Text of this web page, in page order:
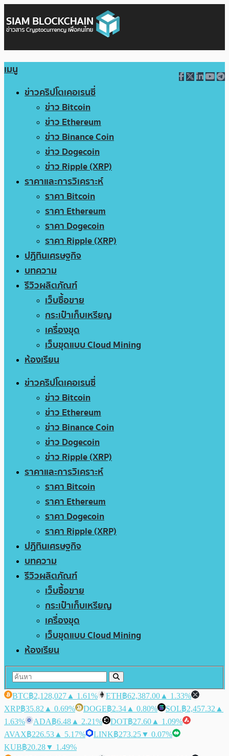
เมนู
ข่าวคริปโตเคอเรนซี่
ข่าว Bitcoin
ข่าว Ethereum
ข่าว Binance Coin
ข่าว Dogecoin
ข่าว Ripple (XRP)
ราคาและการวิเคราะห์
ราคา Bitcoin
ราคา Ethereum
ราคา Dogecoin
ราคา Ripple (XRP)
ปฏิทินเศรษฐกิจ
บทความ
รีวิวผลิตภัณฑ์
เว็บซื้อขาย
กระเป๋าเก็บเหรียญ
เครื่องขุด
เว็บขุดแบบ Cloud Mining
ห้องเรียน
ข่าวคริปโตเคอเรนซี่
ข่าว Bitcoin
ข่าว Ethereum
ข่าว Binance Coin
ข่าว Dogecoin
ข่าว Ripple (XRP)
ราคาและการวิเคราะห์
ราคา Bitcoin
ราคา Ethereum
ราคา Dogecoin
ราคา Ripple (XRP)
ปฏิทินเศรษฐกิจ
บทความ
รีวิวผลิตภัณฑ์
เว็บซื้อขาย
กระเป๋าเก็บเหรียญ
เครื่องขุด
เว็บขุดแบบ Cloud Mining
ห้องเรียน
BTC฿2,128,027 ▲ 1.61% ETH฿62,387.00 ▲ 1.33%
XRP฿35.82 ▲ 0.69% DOGE฿2.34 ▲ 0.80% SOL฿2,457.32 ▲
1.63%
ADA฿6.48 ▲ 2.21% DOT฿27.60 ▲ 1.09%
AVAX฿226.53 ▲ 5.17% LINK฿273.25▼ 0.07%
KUB฿20.28▼ 1.49%